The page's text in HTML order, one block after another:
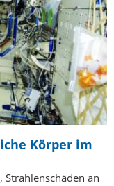
Körper im
Strahlenschäden an